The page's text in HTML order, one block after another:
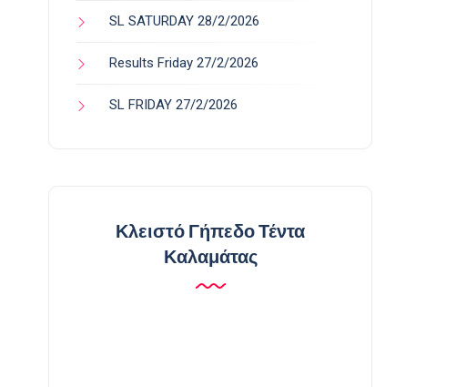
SL SATURDAY 28/2/2026
Results Friday 27/2/2026
SL FRIDAY 27/2/2026
Κλειστό Γήπεδο Τέντα
Καλαμάτας